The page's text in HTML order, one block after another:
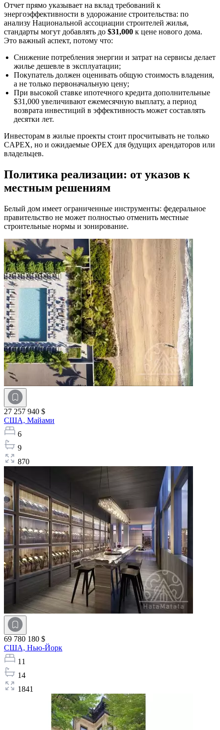
Отчет прямо указывает на вклад требований к
энергоэффективности в удорожание строительства: по
анализу Национальной ассоциации строителей жилья,
стандарты могут добавлять до $31,000 к цене нового дома.
Это важный аспект, потому что:
Снижение потребления энергии и затрат на сервисы делает
жилье дешевле в эксплуатации;
Покупатель должен оценивать общую стоимость владения,
а не только первоначальную цену;
При высокой ставке ипотечного кредита дополнительные
$31,000 увеличивают ежемесячную выплату, а период
возврата инвестиций в эффективность может составлять
десятки лет.
Инвесторам в жилые проекты стоит просчитывать не только
CAPEX, но и ожидаемые OPEX для будущих арендаторов или
владельцев.
Политика реализации: от указов к
местным решениям
Белый дом имеет ограниченные инструменты: федеральное
правительство не может полностью отменить местные
строительные нормы и зонирование.
27 257 940 $
США, Майами
6
9
870
69 780 180 $
США, Нью-Йорк
11
14
1841